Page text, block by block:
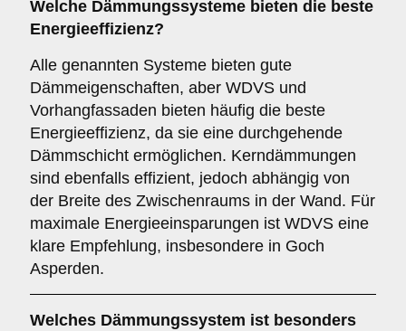
Welche Dämmungssysteme bieten die beste
Energieeffizienz?
Alle genannten Systeme bieten gute
Dämmeigenschaften, aber WDVS und
Vorhangfassaden bieten häufig die beste
Energieeffizienz, da sie eine durchgehende
Dämmschicht ermöglichen. Kerndämmungen
sind ebenfalls effizient, jedoch abhängig von
der Breite des Zwischenraums in der Wand. Für
maximale Energieeinsparungen ist WDVS eine
klare Empfehlung, insbesondere in Goch
Asperden.
Welches Dämmungssystem ist besonders